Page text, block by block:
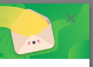
ks
0 Kč